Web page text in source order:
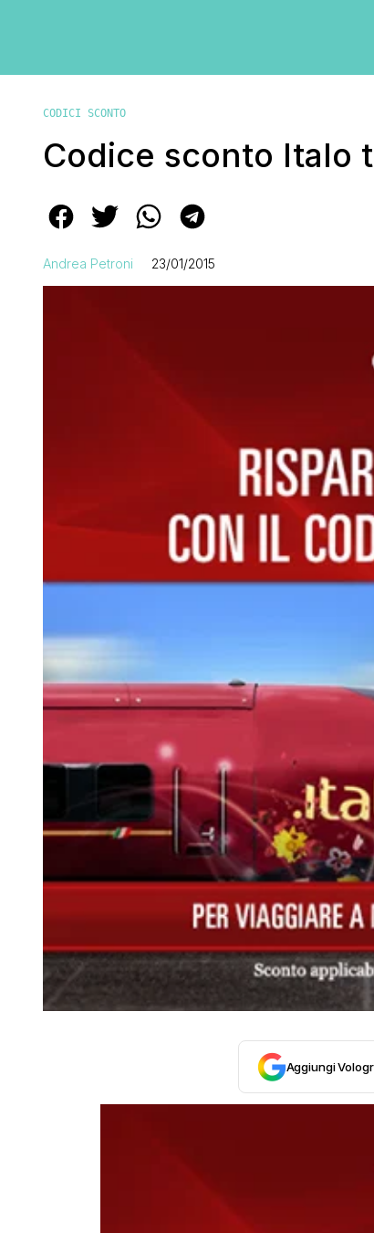
CODICI SCONTO
Codice sconto Italo
Andrea Petroni 23/01/2015
Aggiungi